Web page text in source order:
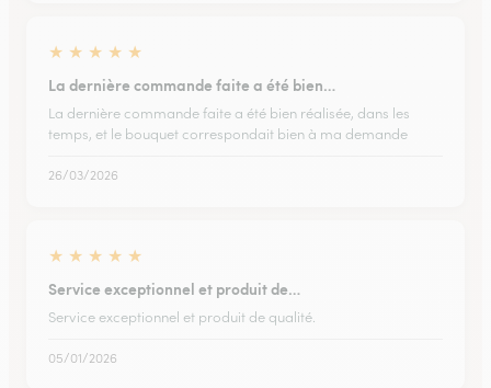
★ ★ ★ ★ ★
La dernière commande faite a été bien…
La dernière commande faite a été bien réalisée, dans les
temps, et le bouquet correspondait bien à ma demande
26/03/2026
★ ★ ★ ★ ★
Service exceptionnel et produit de…
Service exceptionnel et produit de qualité.
05/01/2026